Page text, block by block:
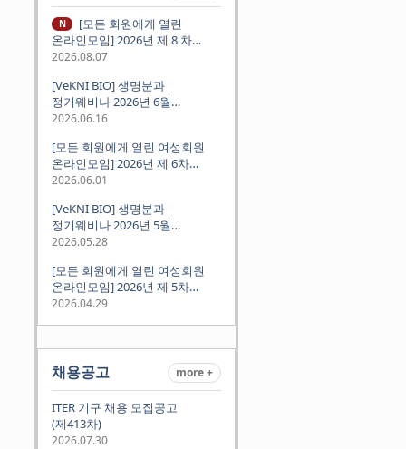
N
온라인모임] 2026년 제 8 차
정기모임 (8월 12일 수요일 저녁
경험담
2026.08.07
[VeKNI BIO] 생명분과
정기웨비나 2026년 6월
(2026.06.18 Thu 9:00PM)
2026.06.16
[모든 회원에게 열린 여성회원
온라인모임] 2026년 제 6차
정기모임 (6월 10일 수요일 저녁
2026.06.01
[VeKNI BIO] 생명분과
정기웨비나 2026년 5월
(2026.05.28 Thu 9:00PM)
2026.05.28
[모든 회원에게 열린 여성회원
온라인모임] 2026년 제 5차
정기모임 (5월 12일 화요일 저녁
2026.04.29
채용공고 more +
ITER 기구 채용 모집공고
(제413차)
2026.07.30